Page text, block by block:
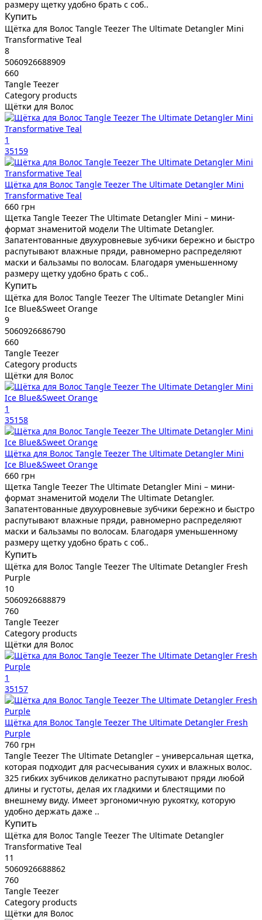
размеру щетку удобно брать с соб..
Купить
Щётка для Волос Tangle Teezer The Ultimate Detangler Mini
Transformative Teal
8
5060926688909
660
Tangle Teezer
Category products
Щётки для Волос
1
35159
Щётка для Волос Tangle Teezer The Ultimate Detangler Mini
Transformative Teal
660 грн
Щетка Tangle Teezer The Ultimate Detangler Mini – мини-
формат знаменитой модели The Ultimate Detangler.
Запатентованные двухуровневые зубчики бережно и быстро
распутывают влажные пряди, равномерно распределяют
маски и бальзамы по волосам. Благодаря уменьшенному
размеру щетку удобно брать с соб..
Купить
Щётка для Волос Tangle Teezer The Ultimate Detangler Mini
Ice Blue&Sweet Orange
9
5060926686790
660
Tangle Teezer
Category products
Щётки для Волос
1
35158
Щётка для Волос Tangle Teezer The Ultimate Detangler Mini
Ice Blue&Sweet Orange
660 грн
Щетка Tangle Teezer The Ultimate Detangler Mini – мини-
формат знаменитой модели The Ultimate Detangler.
Запатентованные двухуровневые зубчики бережно и быстро
распутывают влажные пряди, равномерно распределяют
маски и бальзамы по волосам. Благодаря уменьшенному
размеру щетку удобно брать с соб..
Купить
Щётка для Волос Tangle Teezer The Ultimate Detangler Fresh
Purple
10
5060926688879
760
Tangle Teezer
Category products
Щётки для Волос
1
35157
Щётка для Волос Tangle Teezer The Ultimate Detangler Fresh
Purple
760 грн
Tangle Teezer The Ultimate Detangler – универсальная щетка,
которая подходит для расчесывания сухих и влажных волос.
325 гибких зубчиков деликатно распутывают пряди любой
длины и густоты, делая их гладкими и блестящими по
внешнему виду. Имеет эргономичную рукоятку, которую
удобно держать даже ..
Купить
Щётка для Волос Tangle Teezer The Ultimate Detangler
Transformative Teal
11
5060926688862
760
Tangle Teezer
Category products
Щётки для Волос